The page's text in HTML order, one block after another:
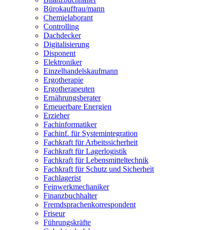
Bürokauffrau/mann
Chemielaborant
Controlling
Dachdecker
Digitalisierung
Disponent
Elektroniker
Einzelhandelskaufmann
Ergotherapie
Ergotherapeuten
Ernährungsberater
Erneuerbare Energien
Erzieher
Fachinformatiker
Fachinf. für Systemintegration
Fachkraft für Arbeitssicherheit
Fachkraft für Lagerlogistik
Fachkraft für Lebensmitteltechnik
Fachkraft für Schutz und Sicherheit
Fachlagerist
Feinwerkmechaniker
Finanzbuchhalter
Fremdsprachenkorrespondent
Friseur
Führungskräfte